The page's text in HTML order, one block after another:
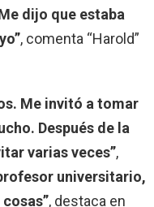
dijo que estaba
, comenta “Harold”
Me invitó a tomar
Después de la
varias veces”,
universitario,
, destaca en